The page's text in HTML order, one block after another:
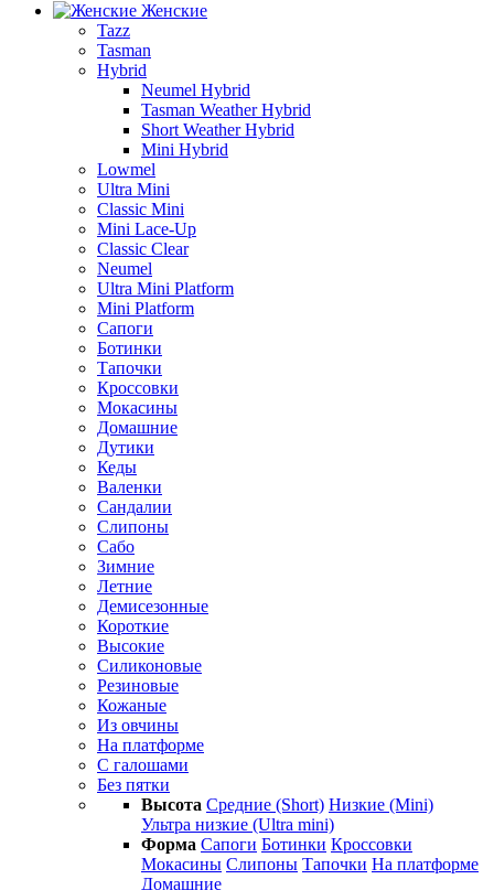
Женские
Tazz
Tasman
Hybrid
Neumel Hybrid
Tasman Weather Hybrid
Short Weather Hybrid
Mini Hybrid
Lowmel
Ultra Mini
Classic Mini
Mini Lace-Up
Classic Clear
Neumel
Ultra Mini Platform
Mini Platform
Сапоги
Ботинки
Тапочки
Кроссовки
Мокасины
Домашние
Дутики
Кеды
Валенки
Сандалии
Слипоны
Сабо
Зимние
Летние
Демисезонные
Короткие
Высокие
Силиконовые
Резиновые
Кожаные
Из овчины
На платформе
С галошами
Без пятки
Высота Средние (Short) Низкие (Mini)
Ультра низкие (Ultra mini)
Форма Сапоги Ботинки Кроссовки
Мокасины Слипоны Тапочки На платформе
Домашние